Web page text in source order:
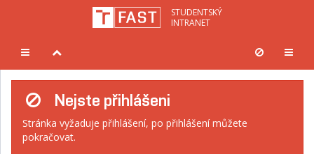
STUDENTSKÝ
INTRANET
sekce hlavička
menu
Nejste přihlášeni
Stránka vyžaduje přihlášení, po přihlášení můžete
pokračovat.